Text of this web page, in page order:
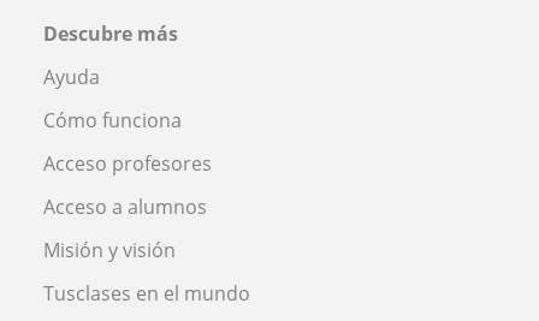
Descubre más
Ayuda
Cómo funciona
Acceso profesores
Acceso a alumnos
Misión y visión
Tusclases en el mundo